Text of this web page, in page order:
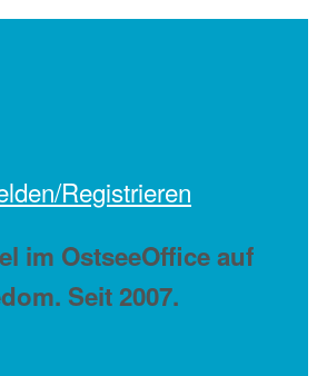
Registrieren
im OstseeOffice auf
Seit 2007.